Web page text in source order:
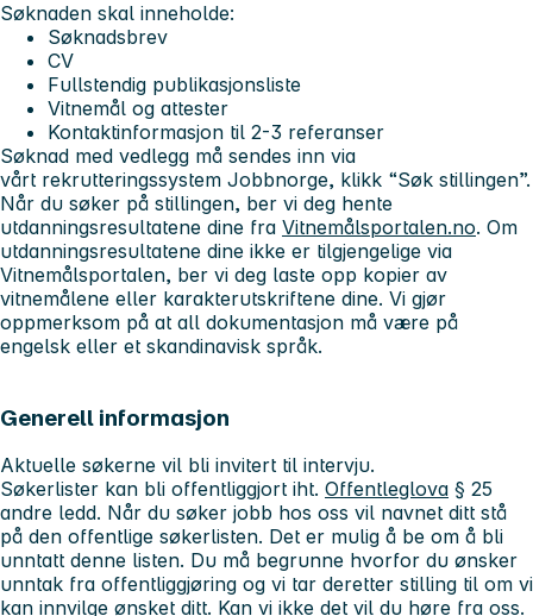
Søknaden skal inneholde:
Søknadsbrev
CV
Fullstendig publikasjonsliste
Vitnemål og attester
Kontaktinformasjon til 2-3 referanser
Søknad med vedlegg må sendes inn via
vårt rekrutteringssystem Jobbnorge, klikk “Søk stillingen”.
Når du søker på stillingen, ber vi deg hente
utdanningsresultatene dine fra Vitnemålsportalen.no. Om
utdanningsresultatene dine ikke er tilgjengelige via
Vitnemålsportalen, ber vi deg laste opp kopier av
vitnemålene eller karakterutskriftene dine. Vi gjør
oppmerksom på at all dokumentasjon må være på
engelsk eller et skandinavisk språk.
Generell informasjon
Aktuelle søkerne vil bli invitert til intervju.
Søkerlister kan bli offentliggjort iht. Offentleglova § 25
andre ledd. Når du søker jobb hos oss vil navnet ditt stå
på den offentlige søkerlisten. Det er mulig å be om å bli
unntatt denne listen. Du må begrunne hvorfor du ønsker
unntak fra offentliggjøring og vi tar deretter stilling til om vi
kan innvilge ønsket ditt. Kan vi ikke det vil du høre fra oss.